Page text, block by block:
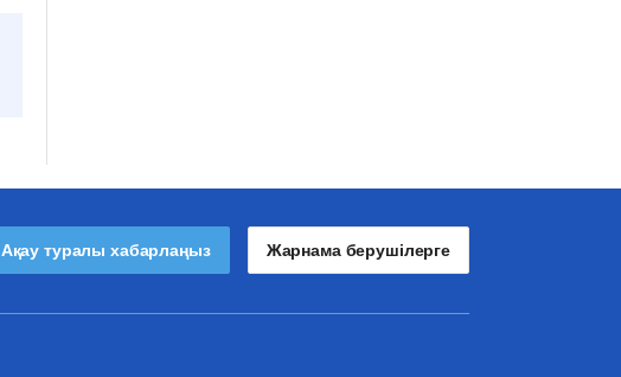
Ақау туралы хабарлаңыз Жарнама берушілерге